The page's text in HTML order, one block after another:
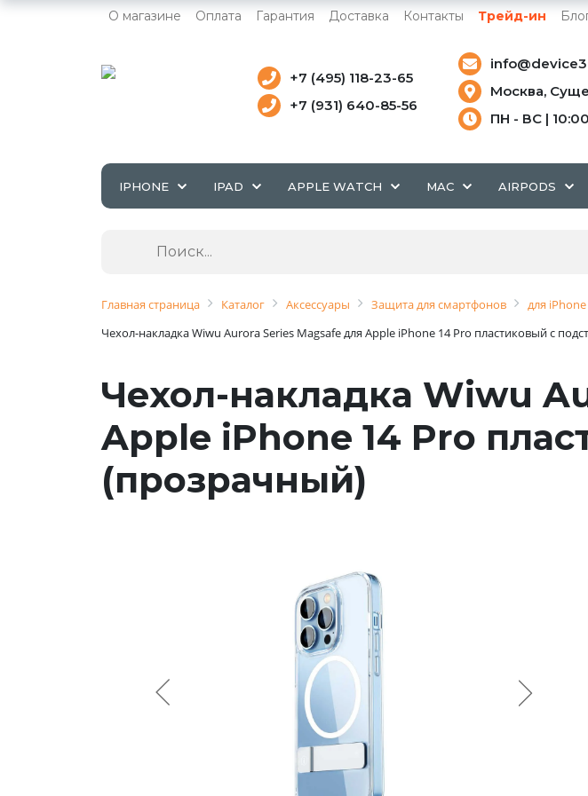
О магазине Оплата Гарантия Доставка Контакты Трейд-ин
+7 (495) 118-23-65
+7 (931) 640-85-56
Москва,
ПН - ВС |
IPHONE IPAD APPLE WATCH MAC AIRPODS
Главная страница Каталог Аксессуары Защита для смартфонов для iPhone
Чехол-накладка Wiwu Aurora Series Magsafe для Apple iPhone 14 Pro пластиковый с
Чехол-накладка Wiwu
Apple iPhone 14 Pro
(прозрачный)